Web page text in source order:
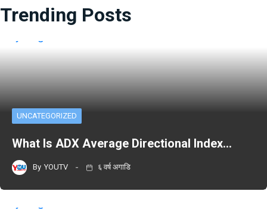
Trending Posts
UNCATEGORIZED
What Is ADX Average Directional Index…
By YOUTV ६ वर्ष अगाडि